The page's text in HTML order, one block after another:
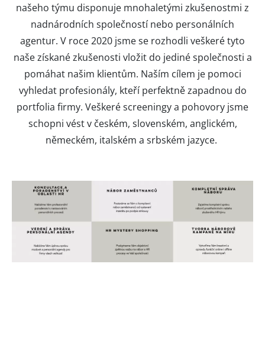
našeho týmu disponuje mnohaletými zkušenostmi z
nadnárodních společností nebo personálních
agentur. V roce 2020 jsme se rozhodli veškeré tyto
naše získané zkušenosti vložit do jediné společnosti a
pomáhat našim klientům. Naším cílem je pomoci
vyhledat profesionály, kteří perfektně zapadnou do
portfolia firmy. Veškeré screeningy a pohovory jsme
schopni vést v českém, slovenském, anglickém,
německém, italském a srbském jazyce.